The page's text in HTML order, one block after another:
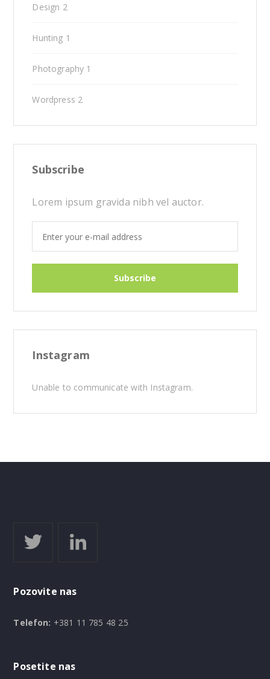
Design 2
Hunting 1
Photography 1
Wordpress 2
Subscribe
Lorem ipsum gravida nibh vel auctor.
Instagram
Unable to communicate with Instagram.
Pozovite nas
Telefon: +381 11 785 48 25
Posetite nas